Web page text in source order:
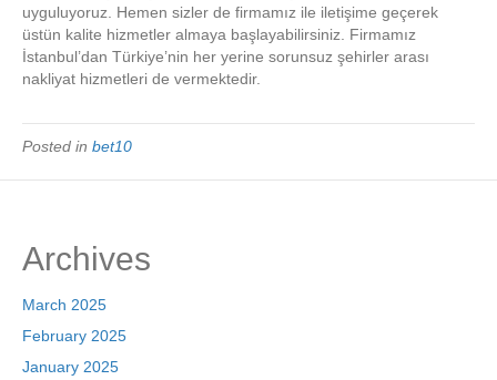
uyguluyoruz. Hemen sizler de firmamız ile iletişime geçerek
üstün kalite hizmetler almaya başlayabilirsiniz. Firmamız
İstanbul’dan Türkiye’nin her yerine sorunsuz şehirler arası
nakliyat hizmetleri de vermektedir.
Posted in bet10
Archives
March 2025
February 2025
January 2025